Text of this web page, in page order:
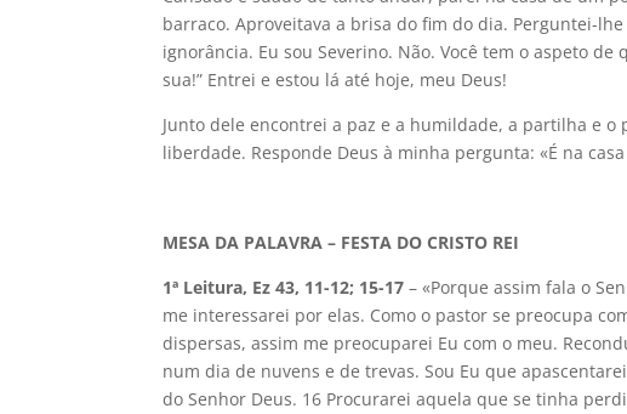
barraco. Aproveitava a brisa do fim do dia. Perguntei-
ignorância. Eu sou Severino. Não. Você tem o aspeto
sua!” Entrei e estou lá até hoje, meu Deus!
Junto dele encontrei a paz e a humildade, a partilha e
liberdade. Responde Deus à minha pergunta: «É na
MESA DA PALAVRA – FESTA DO CRISTO REI
1ª Leitura, Ez 43, 11-12; 15-17 – «Porque assim fala o
me interessarei por elas. Como o pastor se preocupa
dispersas, assim me preocuparei Eu com o meu.
num dia de nuvens e de trevas. Sou Eu que
do Senhor Deus. 16 Procurarei aquela que se tinha